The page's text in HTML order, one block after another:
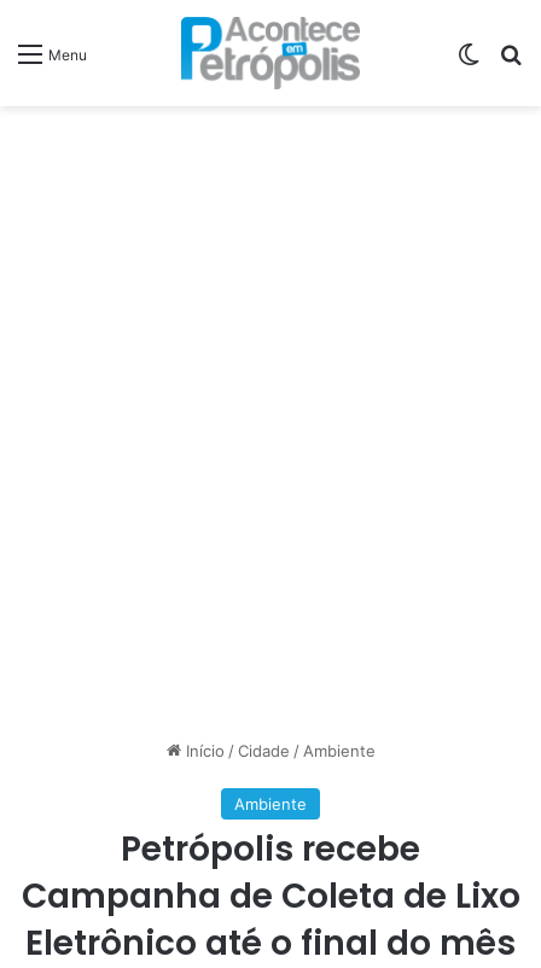
Menu
Início / Cidade / Ambiente
Ambiente
Petrópolis recebe
Campanha de Coleta de Lixo
Eletrônico até o final do mês